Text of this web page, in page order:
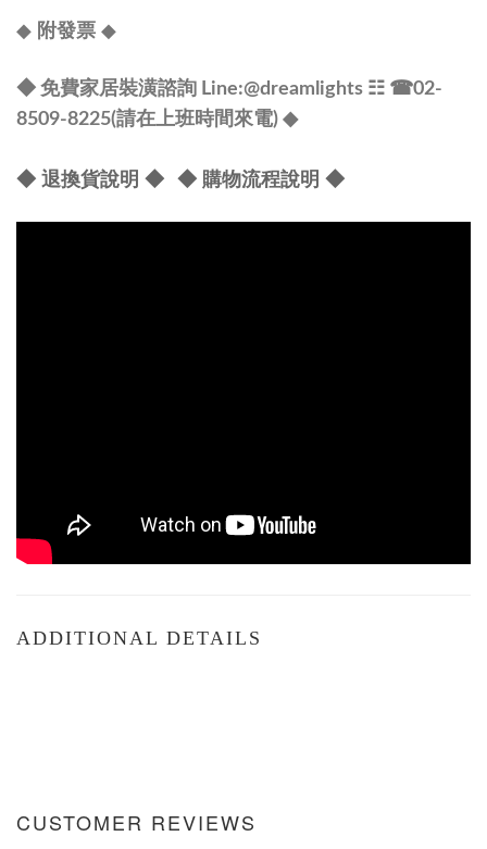
◆ 附發票◆
◆ 免費家居裝潢諮詢 Line:@dreamlights ☷ ☎02-
8509-8225(請在上班時間來電) ◆
◆ 退換貨說明 ◆ ◆ 購物流程說明 ◆
ADDITIONAL DETAILS
CUSTOMER REVIEWS